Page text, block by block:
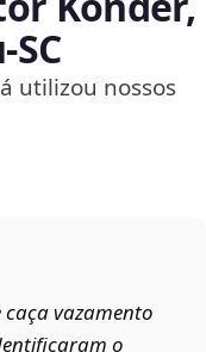
utilizou nossos
vazamento
o